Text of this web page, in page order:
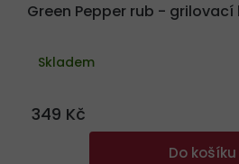
Green Pepper rub -
5
hvězdiček.
Skladem
349 Kč
Do košíku